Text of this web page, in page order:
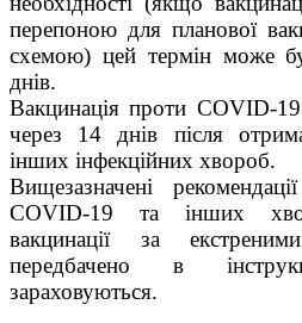
перепоною для планової
схемою) цей термін може
днів.
Вакцинація проти COVID-
через 14 днів після
інших інфекційних хвороб.
Вищезазначені
COVID-19 та інших
вакцинації за
передбачено в
зараховуються.